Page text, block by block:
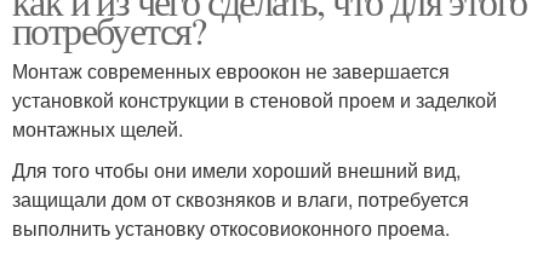
потребуется?
Монтаж современных евроокон не завершается
установкой конструкции в стеновой проем и заделкой
монтажных щелей.
Для того чтобы они имели хороший внешний вид,
защищали дом от сквозняков и влаги, потребуется
выполнить установку откосовиоконного проема.